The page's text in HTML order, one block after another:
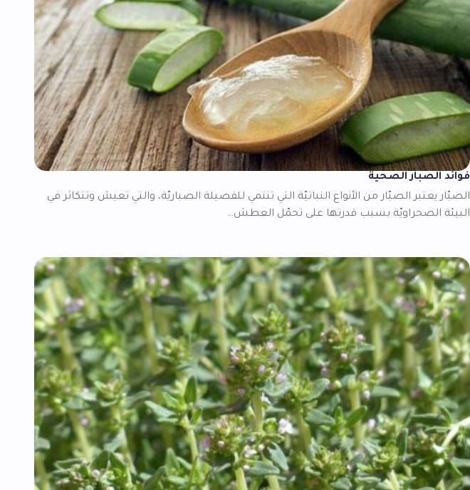
فوائد الصبار الصحية
الصبّار يعتبر الصبّار من الأنواع النباتيّة التي تنتمي للفصيلة الصباريّة، والتي تعيش وتتكاثر في
البيئة الصحراويّة بسبب قدرتها على تحمّل العطش…